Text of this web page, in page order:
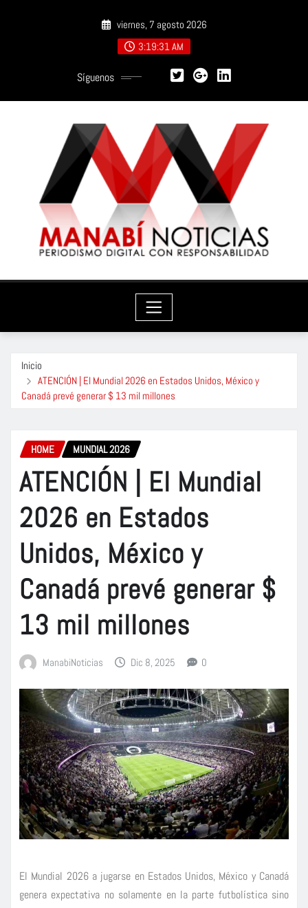
viernes, 7 agosto 2026
3:19:33 AM
Síguenos
Inicio
ATENCIÓN | El Mundial 2026 en Estados Unidos, México y
Canadá prevé generar $ 13 mil millones
HOME MUNDIAL 2026
ATENCIÓN | El Mundial
2026 en Estados
Unidos, México y
Canadá prevé generar $
13 mil millones
ManabiNoticias Dic 8, 2025 0
El Mundial 2026 a jugarse en Estados Unidos, México y Canadá
genera expectativa no solamente en la parte futbolística sino